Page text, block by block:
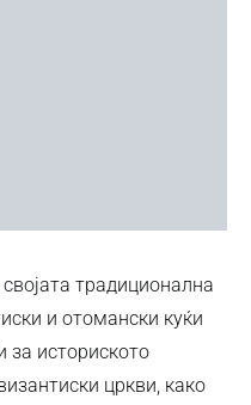
традиционална
и отомански куќи
за историското
цркви, како